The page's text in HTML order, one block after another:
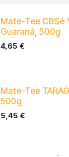
Mate-Tee CBSé
Guaraná, 500g
4,65 €
Mate-Tee
500g
5,45 €